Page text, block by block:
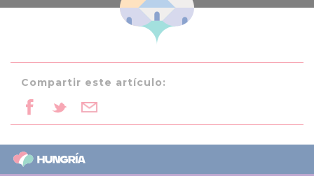
Compartir este artículo: